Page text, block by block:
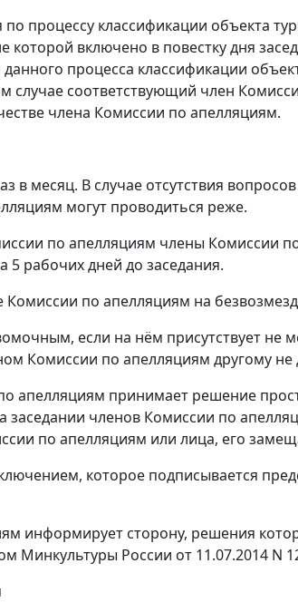
процессу классификации объекта
включено в повестку дня
процесса классификации
случае соответствующий член
члена Комиссии по апелляциям.
в месяц. В случае отсутствия
могут проводиться реже.
по апелляциям члены Комиссии
5 рабочих дней до заседания.
по апелляциям на
если на нём присутствует не
Комиссии по апелляциям другому не
апелляциям принимает решение
членов Комиссии по
по апелляциям или лица, его
которое подписывается
информирует сторону, решения
Минкультуры России от 11.07.2014 N